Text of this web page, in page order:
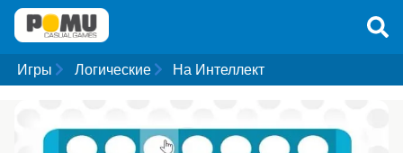
Игры Логические На Интеллект